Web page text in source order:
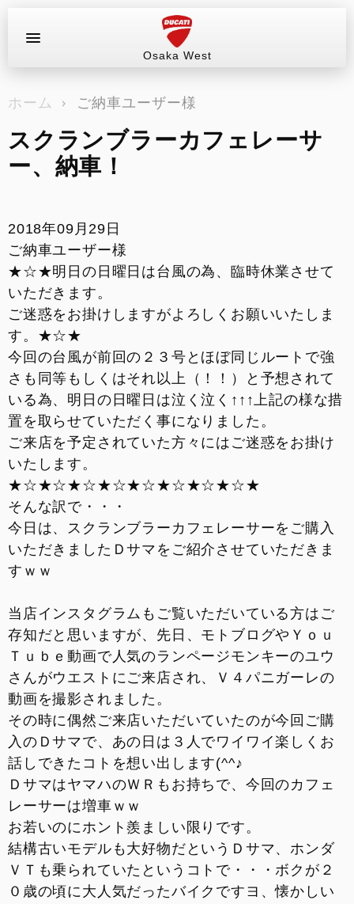
Osaka West
ラインアップ
サービス情報
試乗車
イベント&ツーリング
販売情報
お支払いシミュレーション
コンフィギュレーター
お問い合わせ
ホーム ご納車ユーザー様
スクランブラーカフェレーサ
ー、納車！
2018年09月29日
ご納車ユーザー様
★☆★明日の日曜日は台風の為、臨時休業させて
いただきます。
ご迷惑をお掛けしますがよろしくお願いいたしま
す。★☆★
今回の台風が前回の２３号とほぼ同じルートで強
さも同等もしくはそれ以上（！！）と予想されて
いる為、明日の日曜日は泣く泣く↑↑↑上記の様な措
置を取らせていただく事になりました。
ご来店を予定されていた方々にはご迷惑をお掛け
いたします。
★☆★☆★☆★☆★☆★☆★☆★☆★
そんな訳で・・・
今日は、スクランブラーカフェレーサーをご購入
いただきましたＤサマをご紹介させていただきま
すｗｗ
当店インスタグラムもご覧いただいている方はご
存知だと思いますが、先日、モトブログやＹｏｕ
Ｔｕｂｅ動画で人気のランページモンキーのユウ
さんがウエストにご来店され、Ｖ４パニガーレの
動画を撮影されました。
その時に偶然ご来店いただいていたのが今回ご購
入のＤサマで、あの日は３人でワイワイ楽しくお
話しできたコトを想い出します(^^♪
ＤサマはヤマハのＷＲもお持ちで、今回のカフェ
レーサーは増車ｗｗ
お若いのにホント羨ましい限りです。
結構古いモデルも大好物だというＤサマ、ホンダ
ＶＴも乗られていたというコトで・・・ボクが２
０歳の頃に大人気だったバイクですヨ、懐かしい